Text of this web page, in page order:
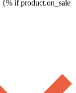
{% if product.on_sale